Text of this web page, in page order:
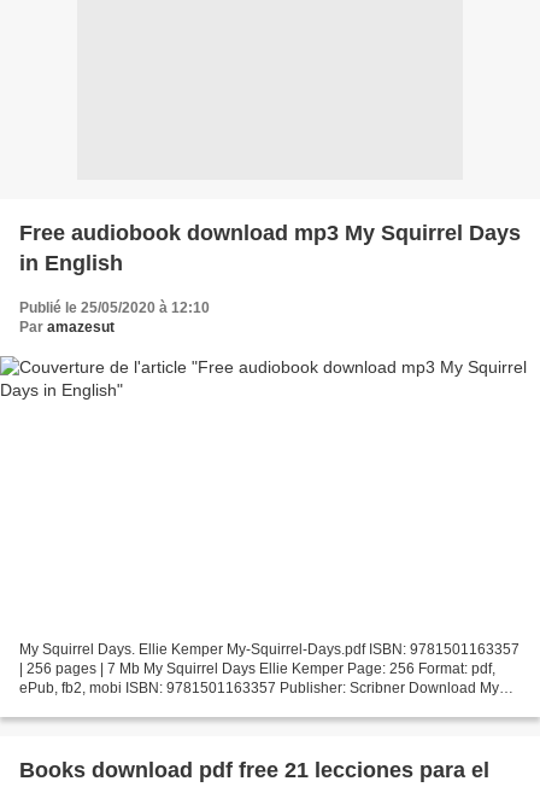
Free audiobook download mp3 My Squirrel Days
in English
Publié le 25/05/2020 à 12:10
Par amazesut
My Squirrel Days. Ellie Kemper My-Squirrel-Days.pdf ISBN: 9781501163357
| 256 pages | 7 Mb My Squirrel Days Ellie Kemper Page: 256 Format: pdf,
ePub, fb2, mobi ISBN: 9781501163357 Publisher: Scribner Download My
Books download pdf free 21 lecciones para el